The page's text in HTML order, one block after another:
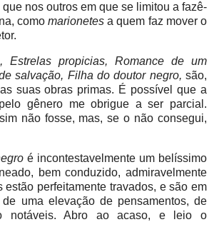
nos outros em que se limitou a fazê-
como marionetesa quem faz mover o
Estrelas propicias, Romance de um
salvação, Filha do doutor negro, são,
suas obras primas. É possível que a
gênero me obrigue a ser parcial.
não fosse, mas, se o não consegui,
é incontestavelmente um belíssimo
bem conduzido, admiravelmente
estão perfeitamente travados, e são em
uma elevação de pensamentos, de
notáveis. Abro ao acaso, e leio o